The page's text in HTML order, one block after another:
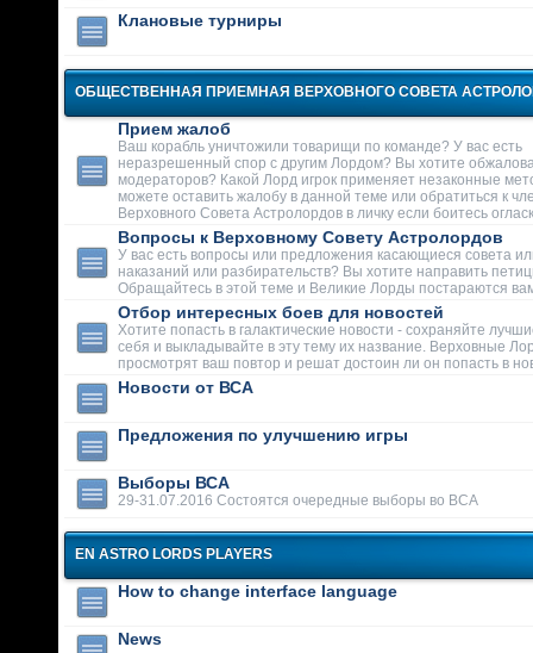
Клановые турниры
ОБЩЕСТВЕННАЯ ПРИЕМНАЯ ВЕРХОВНОГО СОВЕТА
Прием жалоб
Ваш корабль уничтожили товарищи по команде? У вас есть
неразрешенный спор с другим Лордом? Вы хотите
модераторов? Какой Лорд игрок применяет незаконные
можете оставить жалобу в данной теме или обратиться к
Верховного Совета Астролордов в личку если боитесь
Вопросы к Верховному Совету Астролордов
У вас есть вопросы или предложения касающиеся совета
наказаний или разбирательств? Вы хотите направить
Обращайтесь в этой теме и Великие Лорды постараются
Отбор интересных боев для новостей
Хотите попасть в галактические новости - сохраняйте
себя и выкладывайте в эту тему их название. Верховные
просмотрят ваш повтор и решат достоин ли он попасть в
Новости от ВСА
Предложения по улучшению игры
Выборы ВСА
29-31.07.2016 Состоятся очередные выборы во ВСА
EN ASTRO LORDS PLAYERS
How to change interface language
News